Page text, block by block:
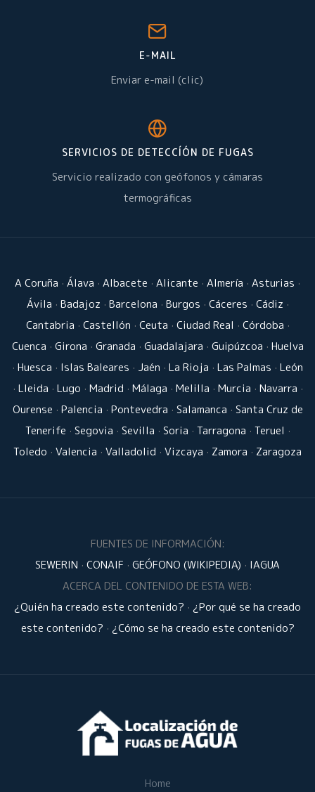
E-MAIL
Enviar e-mail (clic)
SERVICIOS DE DETECCÍÓN DE FUGAS
Servicio realizado con geófonos y cámaras
termográficas
A Coruña · Álava · Albacete · Alicante · Almería · Asturias ·
Ávila · Badajoz · Barcelona · Burgos · Cáceres · Cádiz ·
Cantabria · Castellón · Ceuta · Ciudad Real · Córdoba ·
Cuenca · Girona · Granada · Guadalajara · Guipúzcoa · Huelva
· Huesca · Islas Baleares · Jaén · La Rioja · Las Palmas · León
· Lleida · Lugo · Madrid · Málaga · Melilla · Murcia · Navarra ·
Ourense · Palencia · Pontevedra · Salamanca · Santa Cruz de
Tenerife · Segovia · Sevilla · Soria · Tarragona · Teruel ·
Toledo · Valencia · Valladolid · Vizcaya · Zamora · Zaragoza
FUENTES DE INFORMACIÓN:
SEWERIN · CONAIF · GEÓFONO (WIKIPEDIA) · IAGUA
ACERCA DEL CONTENIDO DE ESTA WEB:
¿Quién ha creado este contenido? · ¿Por qué se ha creado
este contenido? · ¿Cómo se ha creado este contenido?
Home